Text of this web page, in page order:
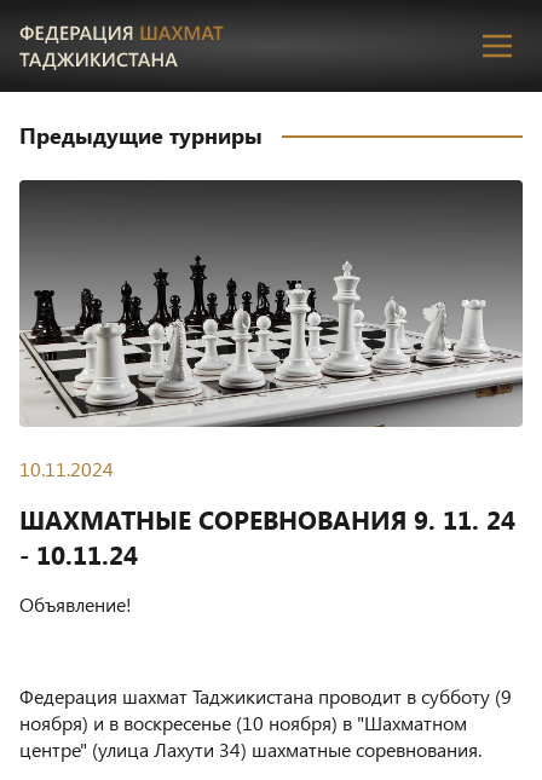
Предыдущие турниры
10.11.2024
ШАХМАТНЫЕ СОРЕВНОВАНИЯ 9. 11. 24
- 10.11.24
Объявление!
Федерация шахмат Таджикистана проводит в субботу (9
ноября) и в воскресенье (10 ноября) в "Шахматном
центре" (улица Лахути 34) шахматные соревнования.